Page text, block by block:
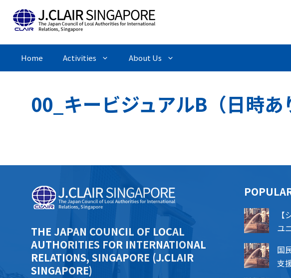
content
Home Activities About Us
00_キービジュアルB（日時あ
THE JAPAN COUNCIL OF LOCAL
AUTHORITIES FOR INTERNATIONAL
RELATIONS, SINGAPORE (J.CLAIR
SINGAPORE)
ユ
国
支